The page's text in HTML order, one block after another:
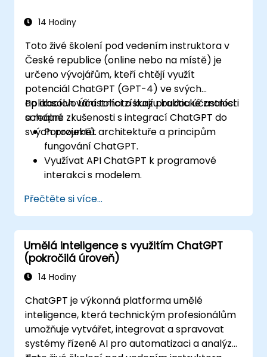
14 Hodiny
Toto živé školení pod vedením instruktora v
České republice (online nebo na místě) je
určeno vývojářům, kteří chtějí využít
potenciál ChatGPT (GPT-4) ve svých
aplikacích. Účastníci získají praktické znalosti
a reálné zkušenosti s integrací ChatGPT do
svých projektů.
Po absolvování tohoto kurzu budou účastníci
schopni:
Porozumět architektuře a principům
fungování ChatGPT.
Využívat API ChatGPT k programové
interakci s modelem.
pomocí ChatGPT.
Objevovat nové funkce a možnosti
nabízené GPT-4 pro vylepšení svých
aplikací.
Přizpůsobovat a doladit ChatGPT na
konkrétní účely použití.
Přečtěte si více...
Umělá inteligence s využitím ChatGPT
(pokročilá úroveň)
14 Hodiny
ChatGPT je výkonná platforma umělé
inteligence, která technickým profesionálům
umožňuje vytvářet, integrovat a spravovat
systémy řízené AI pro automatizaci a analýzu